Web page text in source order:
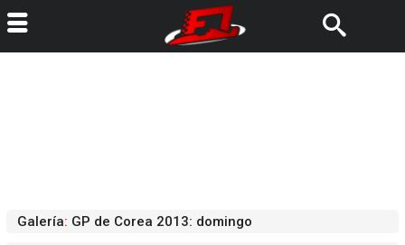
Galería: GP de Corea 2013: domingo